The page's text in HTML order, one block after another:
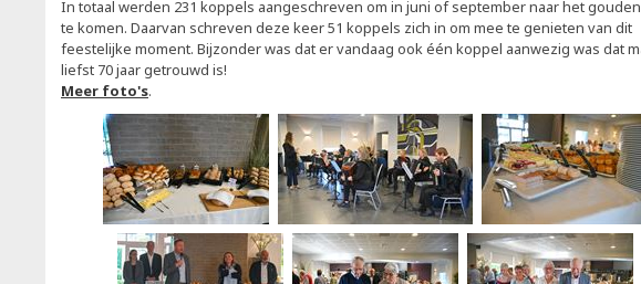
In totaal werden 231 koppels aangeschreven om in juni of september naar het
te komen. Daarvan schreven deze keer 51 koppels zich in om mee te genieten van dit
feestelijke moment. Bijzonder was dat er vandaag ook één koppel aanwezig was dat
liefst 70 jaar getrouwd is!
Meer foto's.